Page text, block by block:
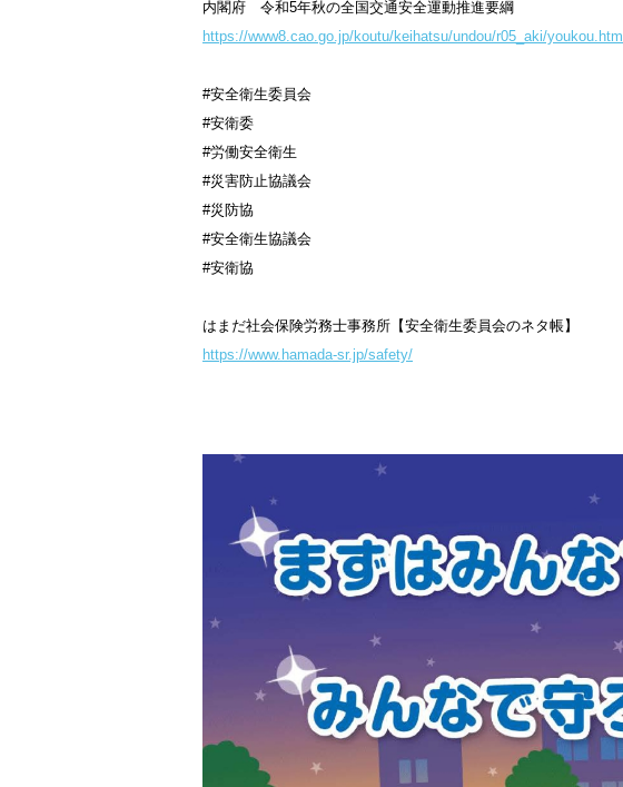
内閣府 令和5年秋の全国交通安全運動推進要綱
https://www8.cao.go.jp/koutu/keihatsu/undou/r05_aki/youkou.html
#安全衛生委員会
#安衛委
#労働安全衛生
#災害防止協議会
#災防協
#安全衛生協議会
#安衛協
はまだ社会保険労務士事務所【安全衛生委員会のネタ帳】
https://www.hamada-sr.jp/safety/